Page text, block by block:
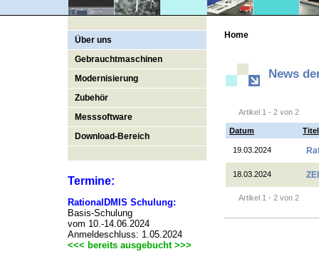
Über uns
Gebrauchtmaschinen
Modernisierung
Zubehör
Messsoftware
Download-Bereich
Termine:
RationalDMIS Schulung:
Basis-Schulung
vom 10.-14.06.2024
Anmeldeschluss: 1.05.2024
<<< bereits ausgebucht >>>
Home
News
Artikel 1 - 2 von 2
Datum
19.03.2024
18.03.2024
Artikel 1 - 2 von 2